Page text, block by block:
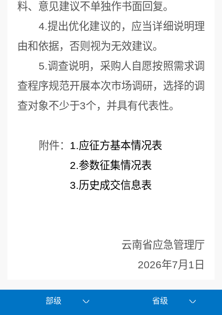
料、意见建议不单独作书面回复。
4.提出优化建议的，应当详细说明理
由和依据，否则视为无效建议。
5.调查说明，采购人自愿按照需求调
查程序规范开展本次市场调研，选择的调
查对象不少于3个，并具有代表性。
附件： 1.应征方基本情况表
2.参数征集情况表
3.历史成交信息表
云南省应急管理厅
2026年7月1日
部级 省级